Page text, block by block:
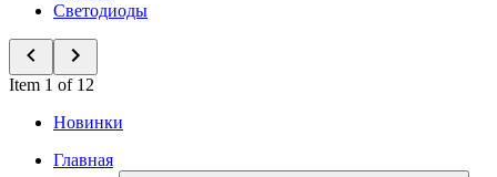
Светодиоды
Item 1 of 12
Новинки
Главная